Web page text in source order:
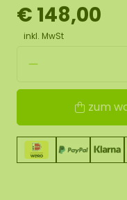
€ 148,00
inkl. MwSt
zum